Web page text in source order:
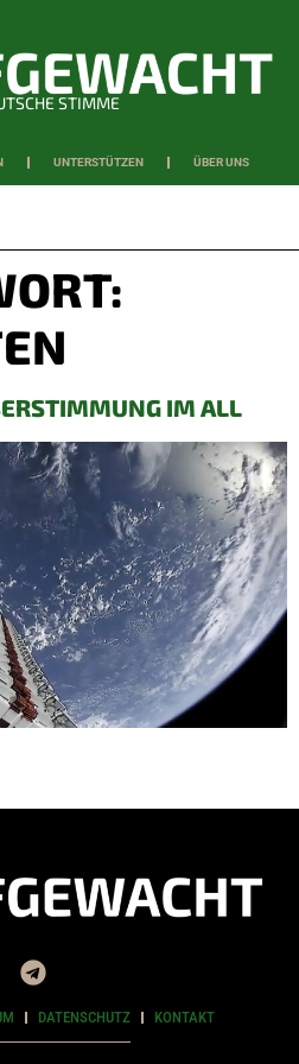
STIMME
UNTERSTÜTZEN ÜBER UNS
IM ALL
DATENSCHUTZ KONTAKT